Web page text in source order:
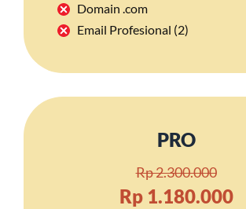
Domain .com
Email Profesional (2)
PRO
Rp 2.300.000
Rp 1.180.000